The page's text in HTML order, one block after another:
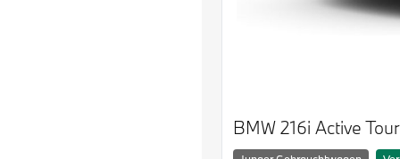
BMW 216i Active